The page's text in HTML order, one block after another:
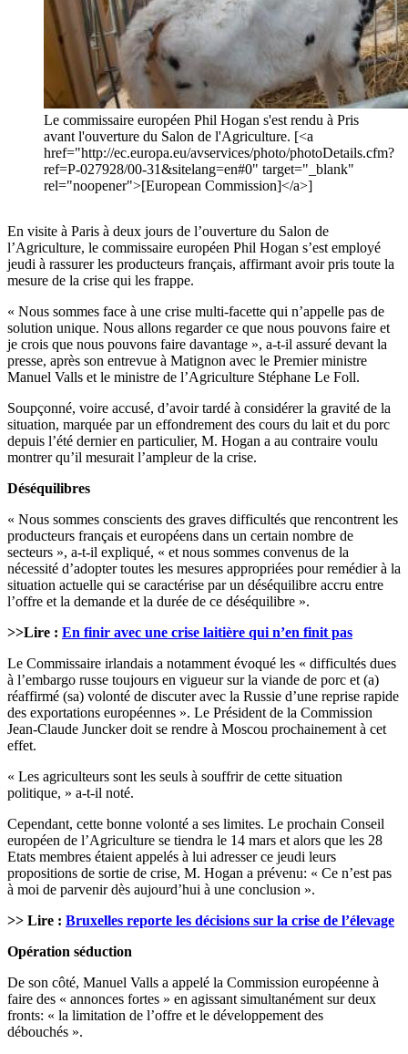
Le commissaire européen Phil Hogan s'est rendu à Pris
avant l'ouverture du Salon de l'Agriculture. [<a
href="http://ec.europa.eu/avservices/photo/photoDetails.cfm?
ref=P-027928/00-31&sitelang=en#0" target="_blank"
rel="noopener">[European Commission]</a>]
En visite à Paris à deux jours de l’ouverture du Salon de
l’Agriculture, le commissaire européen Phil Hogan s’est employé
jeudi à rassurer les producteurs français, affirmant avoir pris toute la
mesure de la crise qui les frappe.
« Nous sommes face à une crise multi-facette qui n’appelle pas de
solution unique. Nous allons regarder ce que nous pouvons faire et
je crois que nous pouvons faire davantage », a-t-il assuré devant la
presse, après son entrevue à Matignon avec le Premier ministre
Manuel Valls et le ministre de l’Agriculture Stéphane Le Foll.
Soupçonné, voire accusé, d’avoir tardé à considérer la gravité de la
situation, marquée par un effondrement des cours du lait et du porc
depuis l’été dernier en particulier, M. Hogan a au contraire voulu
montrer qu’il mesurait l’ampleur de la crise.
Déséquilibres
« Nous sommes conscients des graves difficultés que rencontrent les
producteurs français et européens dans un certain nombre de
secteurs », a-t-il expliqué, « et nous sommes convenus de la
nécessité d’adopter toutes les mesures appropriées pour remédier à la
situation actuelle qui se caractérise par un déséquilibre accru entre
l’offre et la demande et la durée de ce déséquilibre ».
>>Lire : En finir avec une crise laitière qui n’en finit pas
Le Commissaire irlandais a notamment évoqué les « difficultés dues
à l’embargo russe toujours en vigueur sur la viande de porc et (a)
réaffirmé (sa) volonté de discuter avec la Russie d’une reprise rapide
des exportations européennes ». Le Président de la Commission
Jean-Claude Juncker doit se rendre à Moscou prochainement à cet
effet.
« Les agriculteurs sont les seuls à souffrir de cette situation
politique, » a-t-il noté.
Cependant, cette bonne volonté a ses limites. Le prochain Conseil
européen de l’Agriculture se tiendra le 14 mars et alors que les 28
Etats membres étaient appelés à lui adresser ce jeudi leurs
propositions de sortie de crise, M. Hogan a prévenu: « Ce n’est pas
à moi de parvenir dès aujourd’hui à une conclusion ».
>> Lire : Bruxelles reporte les décisions sur la crise de l’élevage
Opération séduction
De son côté, Manuel Valls a appelé la Commission européenne à
faire des « annonces fortes » en agissant simultanément sur deux
fronts: « la limitation de l’offre et le développement des
débouchés ».